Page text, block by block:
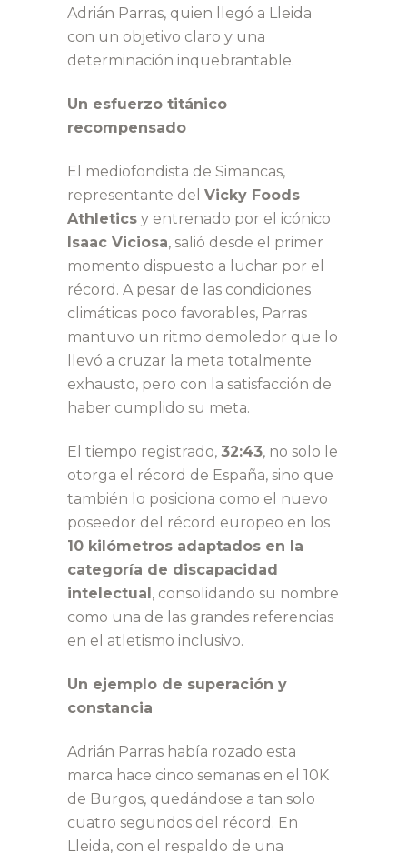
Adrián Parras, quien llegó a Lleida
con un objetivo claro y una
determinación inquebrantable.
Un esfuerzo titánico
recompensado
El mediofondista de Simancas,
representante del Vicky Foods
Athletics y entrenado por el icónico
Isaac Viciosa, salió desde el primer
momento dispuesto a luchar por el
récord. A pesar de las condiciones
climáticas poco favorables, Parras
mantuvo un ritmo demoledor que lo
llevó a cruzar la meta totalmente
exhausto, pero con la satisfacción de
haber cumplido su meta.
El tiempo registrado, 32:43, no solo le
otorga el récord de España, sino que
también lo posiciona como el nuevo
poseedor del récord europeo en los
10 kilómetros adaptados en la
categoría de discapacidad
intelectual , consolidando su nombre
como una de las grandes referencias
en el atletismo inclusivo.
Un ejemplo de superación y
constancia
Adrián Parras había rozado esta
marca hace cinco semanas en el 10K
de Burgos, quedándose a tan solo
cuatro segundos del récord. En
Lleida, con el respaldo de una